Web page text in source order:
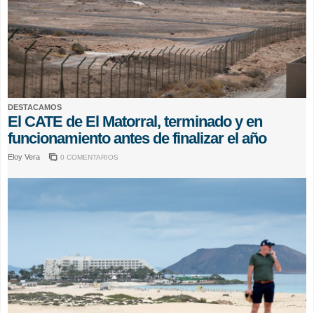
DESTACAMOS
El CATE de El Matorral, terminado y en
funcionamiento antes de finalizar el año
Eloy Vera 0 COMENTARIOS